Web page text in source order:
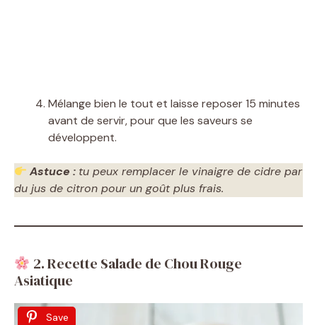
Mélange bien le tout et laisse reposer 15 minutes
avant de servir, pour que les saveurs se
développent.
Astuce : tu peux remplacer le vinaigre de cidre par
du jus de citron pour un goût plus frais.
2. Recette Salade de Chou Rouge
Asiatique
Save